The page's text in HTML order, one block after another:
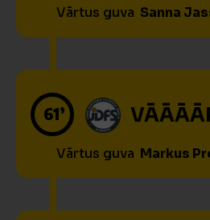
Vārtus guva Sanna
61’
Vārtus guva Markus